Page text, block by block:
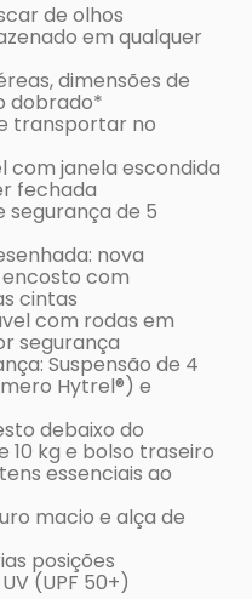
de olhos
em qualquer
dimensões de
dobrado*
transportar no
janela escondida
fechada
segurança de 5
nova
com
cintas
com rodas em
segurança
Suspensão de 4
Hytrel®) e
debaixo do
kg e bolso traseiro
essenciais ao
macio e alça de
posições
(UPF 50+)